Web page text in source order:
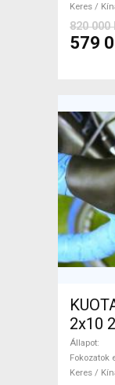
Keres /
820 000
579
2x10
nem
Állapot
Fokozatok
Keres /